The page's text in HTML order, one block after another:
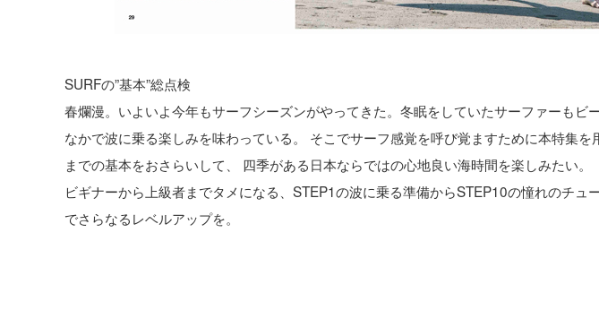
SURFの”基本”総点検
春爛漫。いよいよ今年もサーフシーズンがやってきた。冬眠をしていたサーファーもビ
なかで波に乗る楽しみを味わっている。 そこでサーフ感覚を呼び覚ますために本特集
までの基本をおさらいして、 四季がある日本ならではの心地良い海時間を楽しみたい。
ビギナーから上級者までタメになる、STEP1の波に乗る準備からSTEP10の憧れのチュ
でさらなるレベルアップを。